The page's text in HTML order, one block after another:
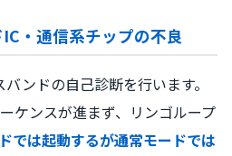
・通信系チップの不良
ンドの自己診断を行います。
ケンスが進まず、リンゴループ
では起動するが通常モードでは